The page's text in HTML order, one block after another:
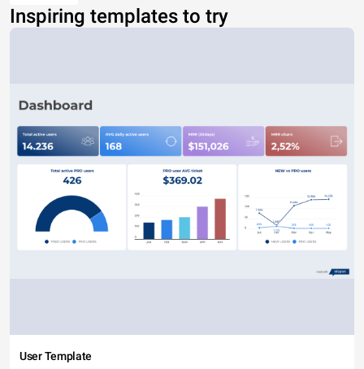
Inspiring templates to try
User Template